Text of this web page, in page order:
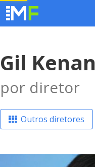
Gil Kenan
por diretor
Outros diretores